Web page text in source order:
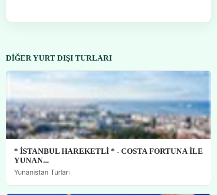
DIĞER YURT DIŞI TURLARI
* İSTANBUL HAREKETLİ * - COSTA FORTUNA İLE
YUNAN...
Yunanistan Turları